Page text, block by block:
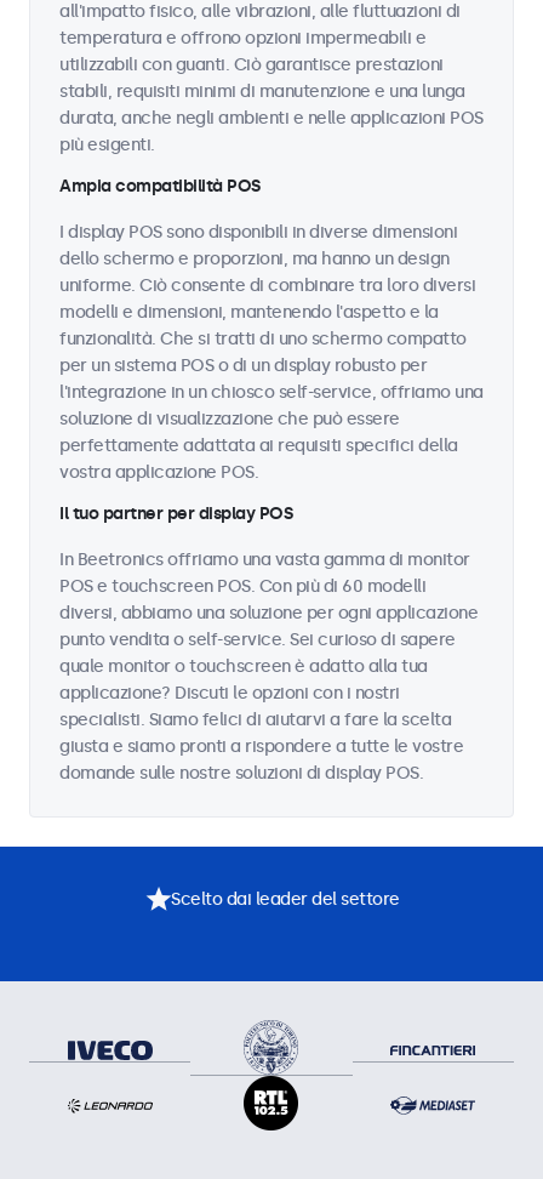
all'impatto fisico, alle vibrazioni, alle fluttuazioni di
temperatura e offrono opzioni impermeabili e
utilizzabili con guanti. Ciò garantisce prestazioni
stabili, requisiti minimi di manutenzione e una lunga
durata, anche negli ambienti e nelle applicazioni POS
più esigenti.
Ampia compatibilità POS
I display POS sono disponibili in diverse dimensioni
dello schermo e proporzioni, ma hanno un design
uniforme. Ciò consente di combinare tra loro diversi
modelli e dimensioni, mantenendo l'aspetto e la
funzionalità. Che si tratti di uno schermo compatto
per un sistema POS o di un display robusto per
l'integrazione in un chiosco self-service, offriamo una
soluzione di visualizzazione che può essere
perfettamente adattata ai requisiti specifici della
vostra applicazione POS.
Il tuo partner per display POS
In Beetronics offriamo una vasta gamma di monitor
POS e touchscreen POS. Con più di 60 modelli
diversi, abbiamo una soluzione per ogni applicazione
punto vendita o self-service. Sei curioso di sapere
quale monitor o touchscreen è adatto alla tua
applicazione? Discuti le opzioni con i nostri
specialisti. Siamo felici di aiutarvi a fare la scelta
giusta e siamo pronti a rispondere a tutte le vostre
domande sulle nostre soluzioni di display POS.
Scelto dai leader del settore